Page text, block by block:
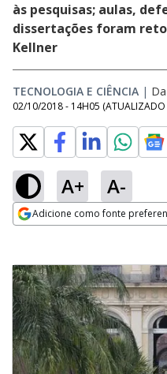
às pesquisas; aulas,
dissertações foram
Kellner
TECNOLOGIA E CIÊNCIA |
02/10/2018 - 14H05 (ATUALIZADO
A+ A-
Adicione como fonte